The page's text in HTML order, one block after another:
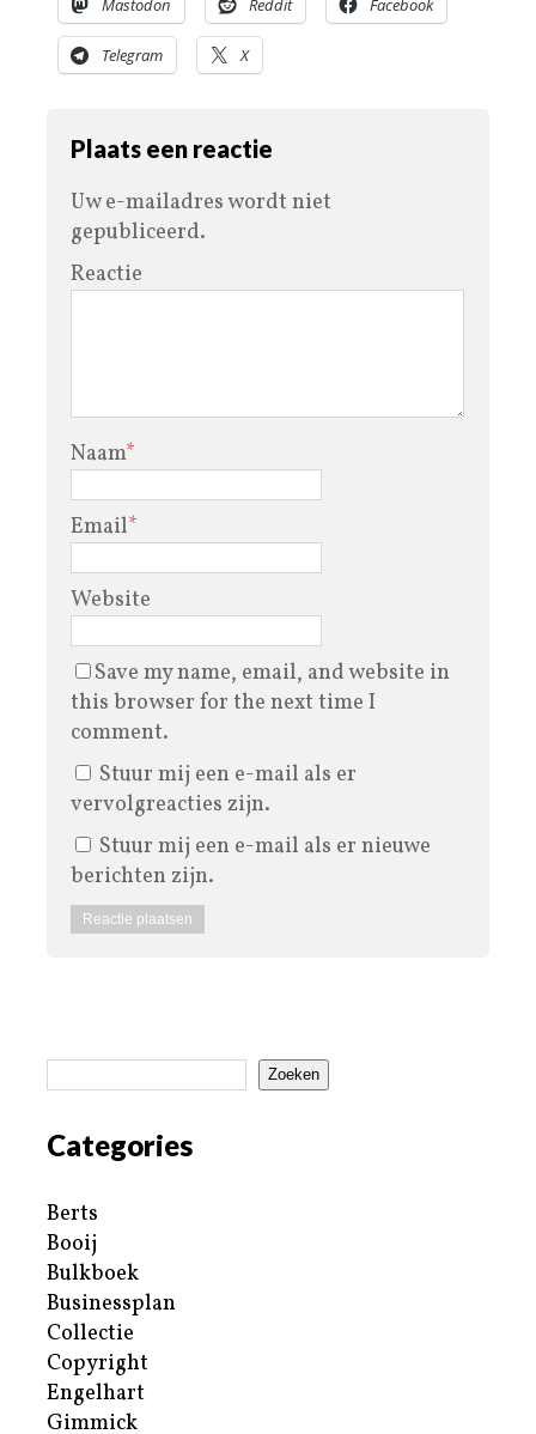
Mastodon Reddit Facebook
Telegram X
Plaats een reactie
Uw e-mailadres wordt niet
gepubliceerd.
Reactie
Naam*
Email*
Website
Save my name, email, and website in
this browser for the next time I
comment.
Stuur mij een e-mail als er
vervolgreacties zijn.
Stuur mij een e-mail als er nieuwe
berichten zijn.
Zoeken
Categories
Berts
Booij
Bulkboek
Businessplan
Collectie
Copyright
Engelhart
Gimmick